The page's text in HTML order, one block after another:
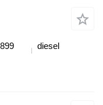
diesel